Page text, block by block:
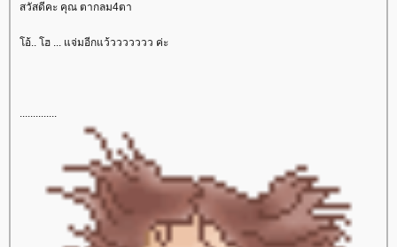
สวัสดีคะ คุณ ตากลม4ตา
อ้.. โฮ ... แจ่มอีกแว้ววววววว ค่ะ
..............